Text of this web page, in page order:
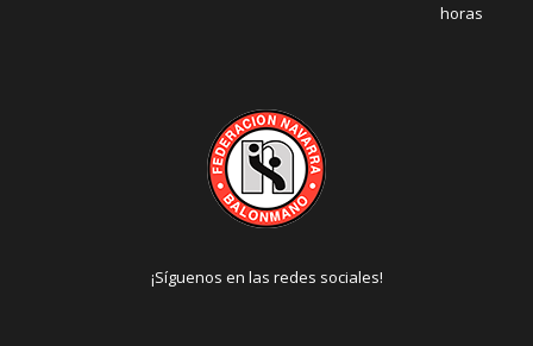
horas
¡Síguenos en las redes sociales!